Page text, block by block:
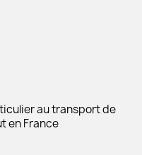
au transport de
en France